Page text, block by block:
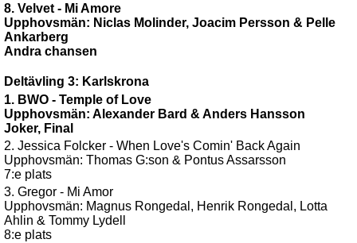
8. Velvet - Mi Amore
Upphovsmän: Niclas Molinder, Joacim Persson & Pelle
Ankarberg
Andra chansen
Deltävling 3: Karlskrona
1. BWO - Temple of Love
Upphovsmän: Alexander Bard & Anders Hansson
Joker, Final
2. Jessica Folcker - When Love's Comin' Back Again
Upphovsmän: Thomas G:son & Pontus Assarsson
7:e plats
3. Gregor - Mi Amor
Upphovsmän: Magnus Rongedal, Henrik Rongedal, Lotta
Ahlin & Tommy Lydell
8:e plats